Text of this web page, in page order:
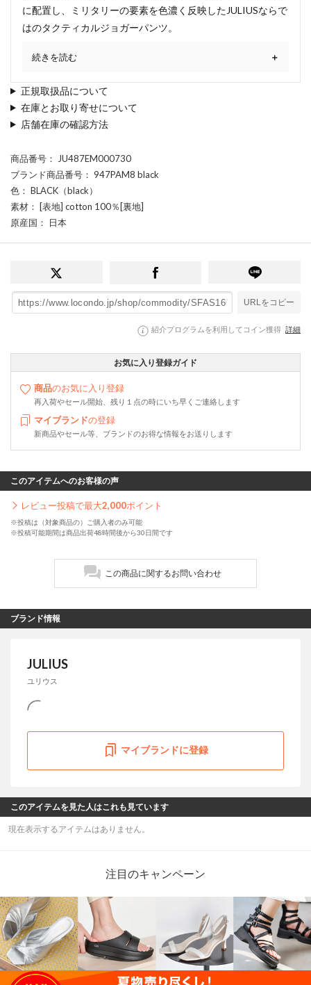
に配置し、ミリタリーの要素を色濃く反映したJULIUSならで
はのタクティカルジョガーパンツ。
続きを読む
正規取扱品について
在庫とお取り寄せについて
店舗在庫の確認方法
商品番号 ： JU487EM000730
ブランド商品番号 ： 947PAM8 black
色 ： BLACK（black）
素材 ： [表地] cotton 100％[裏地]
原産国 ： 日本
URLをコピー
紹介プログラムを利用してコイン獲得 詳細
お気に入り登録ガイド
商品のお気に入り登録
再入荷やセール開始、残り１点の時にいち早くご連絡します
マイブランドの登録
新商品やセール等、ブランドのお得な情報をお送りします
このアイテムへのお客様の声
レビュー投稿で最大2,000ポイント
※投稿は（対象商品の）ご購入者のみ可能
※投稿可能期間は商品出荷48時間後から30日間です
この商品に関するお問い合わせ
ブランド情報
JULIUS
ユリウス
マイブランドに登録
このアイテムを見た人はこれも見ています
現在表示するアイテムはありません。
注目のキャンペーン